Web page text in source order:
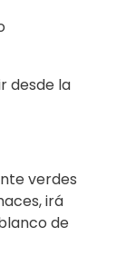
desde la
verdes
irá
de